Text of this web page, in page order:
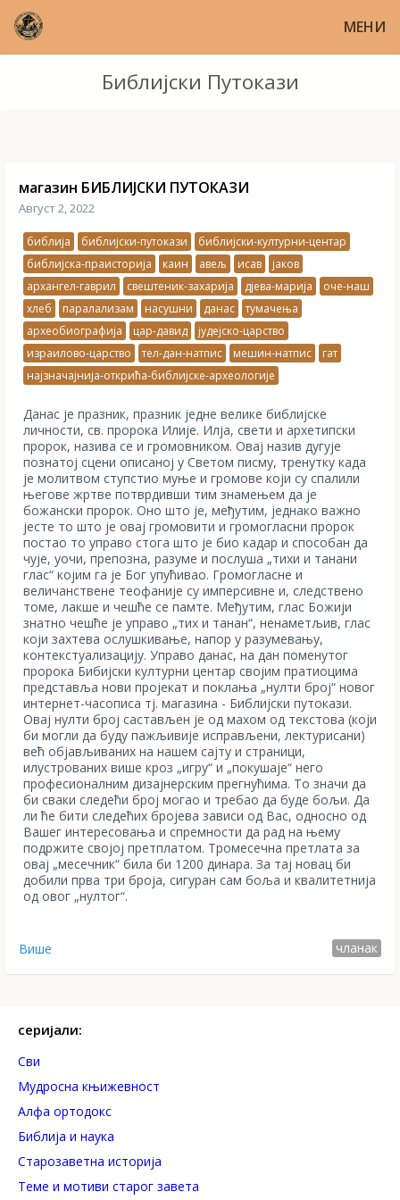
МЕНИ
Библијски Путокази
магазин БИБЛИЈСКИ ПУТОКАЗИ
Август 2, 2022
библија библијски-путокази
библијски-културни-центар
библијска-праисторија
каин авељ исав
јаков
архангел-гаврил
свештеник-захарија дјева-марија
оче-наш
хлеб
паралализам насушни данас
тумачења
археобиографија
цар-давид
јудејско-царство
израилово-царство
тел-дан-натпис мешин-натпис
гат
најзначајнија-открића-библијске-археологије
Данас је празник, празник једне велике библијске
личности, св. пророка Илије. Илја, свети и архетипски
пророк, назива се и громовником. Овај назив дугује
познатој сцени описаној у Светом писму, тренутку када
је молитвом ступстио муње и громове који су спалили
његове жртве потврдивши тим знамењем да је
божански пророк. Оно што је, међутим, једнако важно
јесте то што је овај громовити и громогласни пророк
постао то управо стога што је био кадар и способан да
чује, уочи, препозна, разуме и послуша „тихи и танани
глас“ којим га је Бог упућивао. Громогласне и
величанствене теофаније су имперсивне и, следствено
томе, лакше и чешће се памте. Међутим, глас Божији
знатно чешће је управо „тих и танан“, ненаметљив, глас
који захтева ослушкивање, напор у разумевању,
контекстуализацију. Управо данас, на дан поменутог
пророка Бибијски културни центар својим пратиоцима
представља нови пројекат и поклања „нулти број“ новог
интернет-часописа тј. магазина - Библијски путокази.
Овај нулти број састављен је од махом од текстова (који
би могли да буду пажљивије исправљени, лектурисани)
већ објављиваних на нашем сајту и страници,
илустрованих више кроз „игру“ и „покушаје“ него
професионалним дизајнерским прегнућима. То значи да
би сваки следећи број могао и требао да буде бољи. Да
ли ће бити следећих бројева зависи од Вас, односно од
Вашег интересовања и спремности да рад на њему
подржите својој претплатом. Тромесечна претлата за
овај „месечник“ била би 1200 динара. За тај новац би
добили прва три броја, сигуран сам боља и квалитетнија
од овог „нултог“.
Више чланак
серијали:
Сви
Mудросна књижевност
Алфа ортодокс
Библија и наука
Старозаветна историја
Теме и мотиви старог завета